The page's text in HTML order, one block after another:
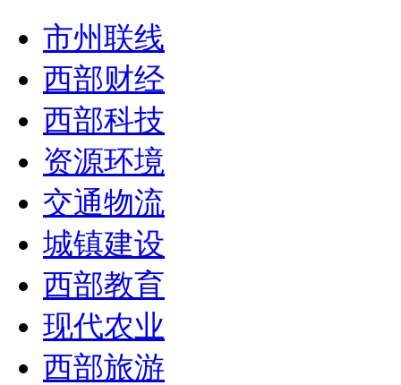
市州联线
西部财经
西部科技
资源环境
交通物流
城镇建设
西部教育
现代农业
西部旅游